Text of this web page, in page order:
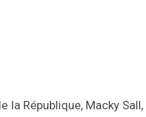
la République, Macky